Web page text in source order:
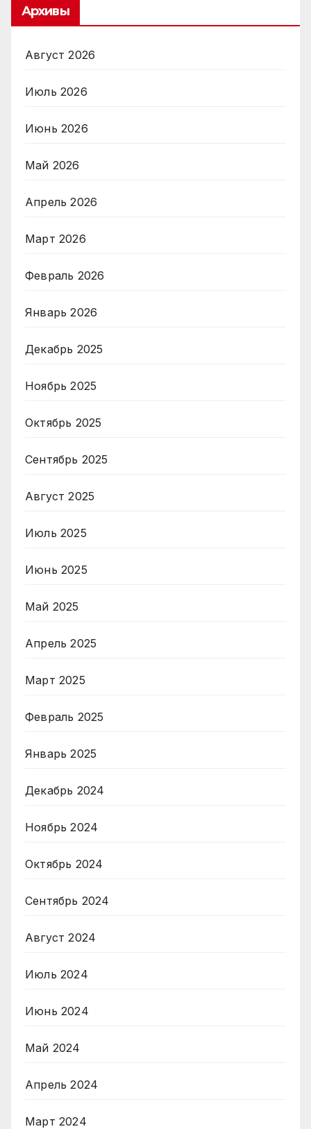
Архивы
Август 2026
Июль 2026
Июнь 2026
Май 2026
Апрель 2026
Март 2026
Февраль 2026
Январь 2026
Декабрь 2025
Ноябрь 2025
Октябрь 2025
Сентябрь 2025
Август 2025
Июль 2025
Июнь 2025
Май 2025
Апрель 2025
Март 2025
Февраль 2025
Январь 2025
Декабрь 2024
Ноябрь 2024
Октябрь 2024
Сентябрь 2024
Август 2024
Июль 2024
Июнь 2024
Май 2024
Апрель 2024
Март 2024